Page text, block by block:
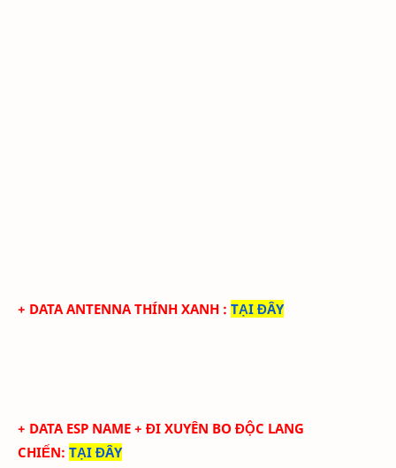
+ DATA ANTENNA THÍNH XANH : TẠI ĐÂY
+ DATA ESP NAME + ĐI XUYÊN BO ĐỘC LANG
CHIẾN: TẠI ĐÂY